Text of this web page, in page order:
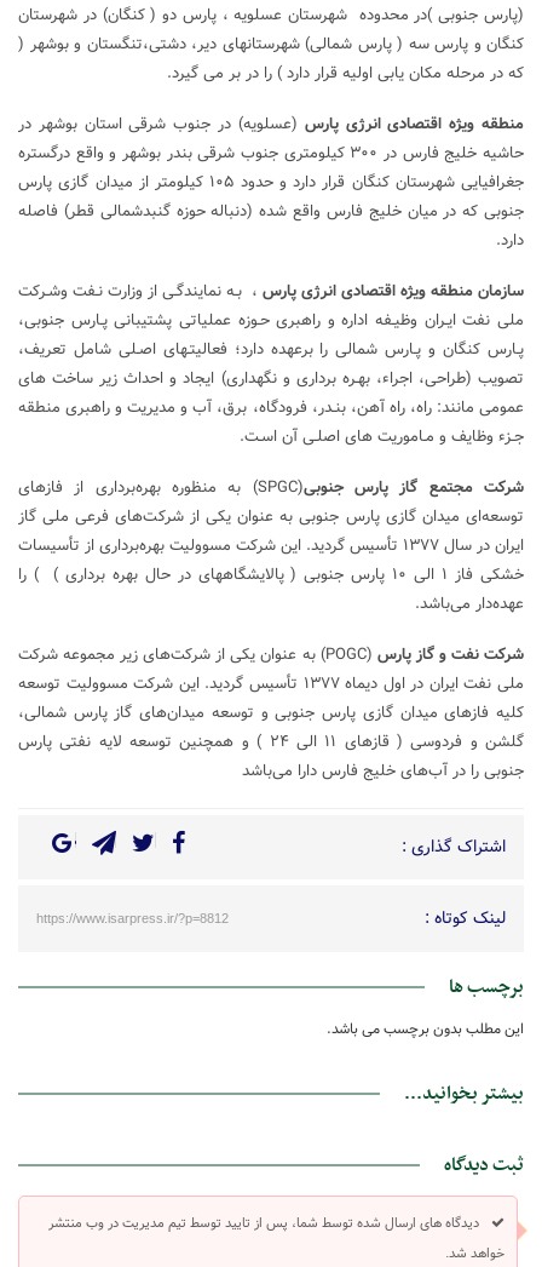
(پارس جنوبی )در محدوده شهرستان عسلویه ، پارس دو ( کنگان) در شهرستان
کنگان و پارس سه ( پارس شمالی) شهرستانهای دیر، دشتی،تنگستان و بوشهر (
که در مرحله مکان یابی اولیه قرار دارد ) را در بر می گیرد.
منطقه ویژه اقتصادی انرژی پارس (عسلویه) در جنوب شرقی استان بوشهر در
حاشیه خلیج فارس در ۳۰۰ کیلومتری جنوب شرقی بندر بوشهر و واقع درگستره
جغرافیایی شهرستان کنگان قرار دارد و حدود ۱۰۵ کیلومتر از میدان گازی پارس
جنوبی که در میان خلیج فارس واقع شده (دنباله حوزه گنبدشمالی قطر) فاصله
دارد.
سازمان منطقه ویژه اقتصادی انرژی پارس ، بـه نمایندگـی از وزارت نـفت وشـرکت
ملی نفت ایـران وظیـفه اداره و راهبری حـوزه عملیاتی پشتیبانی پـارس جنوبی،
پـارس کنگان و پـارس شمالی را برعهده دارد؛ فعالیتـهای اصـلی شامل تعریف،
تصویب (طراحی، اجراء، بهـره برداری و نگهداری) ایجاد و احداث زیر ساخت های
عمومی مانند: راه، راه آهن، بنـدر، فرودگاه، برق، آب و مدیریت و راهبری منطقه
جـزء وظایف و مـاموریت های اصلـی آن اسـت.
شرکت مجتمع گاز پارس جنوبی
(SPGC) به منظوره بهره‌برداری از فازهای
توسعه‌ای میدان گازی پارس جنوبی به عنوان یکی از شرکت‌های فرعی ملی گاز
ایران در سال ۱۳۷۷ تأسیس گردید. این شرکت مسوولیت بهره‌برداری از تأسیسات
خشکی فاز ۱ الی ۱۰ پارس جنوبی ( پالایشگاههای در حال بهره برداری ) ) را
عهده‌دار می‌باشد.
شرکت نفت و گاز پارس
(POGC) به عنوان یکی از شرکت‌های زیر مجموعه شرکت
ملی نفت ایران در اول دیماه ۱۳۷۷ تأسیس گردید. این شرکت مسوولیت توسعه
کلیه فازهای میدان گازی پارس جنوبی و توسعه میدان‌های گاز پارس شمالی،
گلشن و فردوسی ( قازهای ۱۱ الی ۲۴ ) و همچنین توسعه لایه نفتی پارس
جنوبی را در آب‌های خلیج فارس دارا می‌باشد
اشتراک گذاری :
لینک کوتاه : https://www.isarpress.ir/?p=8812
برچسب ها
این مطلب بدون برچسب می باشد.
بیشتر بخوانید...
ثبت دیدگاه
دیدگاه های ارسال شده توسط شما، پس از تایید توسط تیم مدیریت در وب منتشر
خواهد شد.